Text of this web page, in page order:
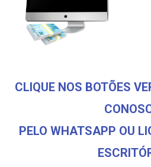
CLIQUE NOS BOTÕES
PELO WHATSAPP OU